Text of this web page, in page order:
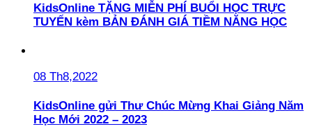
KidsOnline TẶNG MIỄN PHÍ BUỔI HỌC TRỰC
TUYẾN kèm BẢN ĐÁNH GIÁ TIỀM NĂNG HỌC
08 Th8,2022
KidsOnline gửi Thư Chúc Mừng Khai Giảng Năm
Học Mới 2022 – 2023